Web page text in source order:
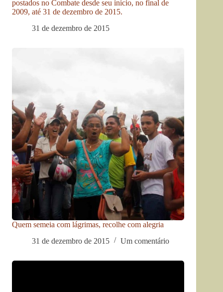
postados no Combate desde seu início, no final de
2009, até 31 de dezembro de 2015.
31 de dezembro de 2015
Quem semeia com lágrimas, recolhe com alegria
31 de dezembro de 2015
Um comentário